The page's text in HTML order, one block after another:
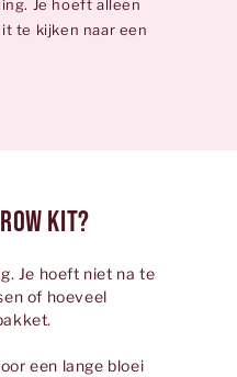
Je hoeft alleen
te kijken naar een
Kit?
Je hoeft niet na te
of hoeveel
een lange bloei